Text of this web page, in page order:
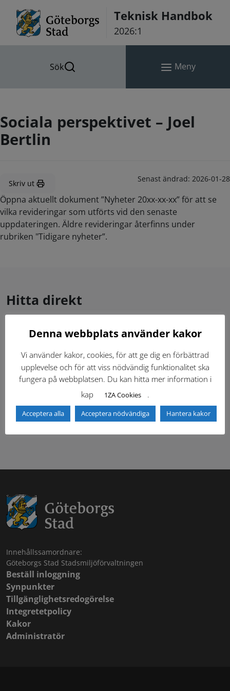
Teknisk Handbok
2026:1
Sök Meny
Sociala perspektivet – Joel
Bertlin
Skriv ut Senast ändrad: 2026-01-28
Öppna aktuellt dokument ”Nyheter 20xx-xx-xx” för att se
vilka revideringar som utförts vid den senaste
uppdateringen. Äldre revideringar återfinns under
rubriken "Tidigare nyheter”.
Hitta direkt
Gällande standardritningar (Dwg och pdf)
Dokumentbibliotek Kontaktlista
Tidigare versioner
Säkerhetsordningen
Innehållssamordnare:
Göteborgs Stad Stadsmiljöförvaltningen
Beställ inloggning
Synpunkter
Tillgänglighetsredogörelse
Integretetpolicy
Kakor
Administratör
Denna webbplats använder kakor
Vi använder kakor, cookies, för att ge dig en förbättrad
upplevelse och för att viss nödvändig funktionalitet ska
fungera på webbplatsen. Du kan hitta mer information i
kap
1ZA Cookies .
Acceptera alla Acceptera nödvändiga Hantera kakor